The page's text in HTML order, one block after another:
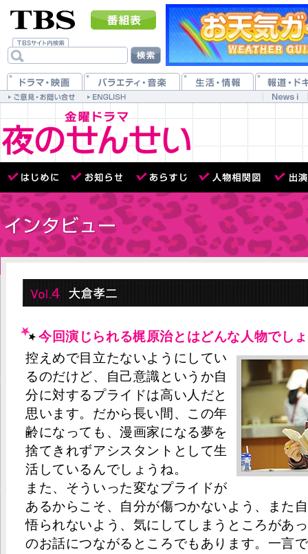
今回演じられる梶原治とはどんな人物でし
控えめで目立たないようにしてい
るのだけど、自己意識というか自
分に対するプライドは高い人だと
思います。だから長い間、この年
齢になっても、漫画家になる夢を
捨てきれずアシスタントとして生
活しているんでしょうね。
また、そういった変なプライドが
あるからこそ、自分が傷つかないよう、また
悟られないよう、気にしてしまうところがあ
のお話につながるところでもあります。一言